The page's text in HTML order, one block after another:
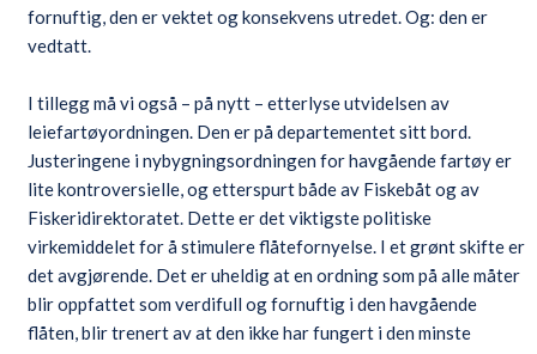
fornuftig, den er vektet og konsekvens utredet. Og: den er
vedtatt.
I tillegg må vi også – på nytt – etterlyse utvidelsen av
leiefartøyordningen. Den er på departementet sitt bord.
Justeringene i nybygningsordningen for havgående fartøy er
lite kontroversielle, og etterspurt både av Fiskebåt og av
Fiskeridirektoratet. Dette er det viktigste politiske
virkemiddelet for å stimulere flåtefornyelse. I et grønt skifte er
det avgjørende. Det er uheldig at en ordning som på alle måter
blir oppfattet som verdifull og fornuftig i den havgående
flåten, blir trenert av at den ikke har fungert i den minste